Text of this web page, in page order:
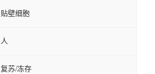
贴壁细胞
人
复苏/冻存